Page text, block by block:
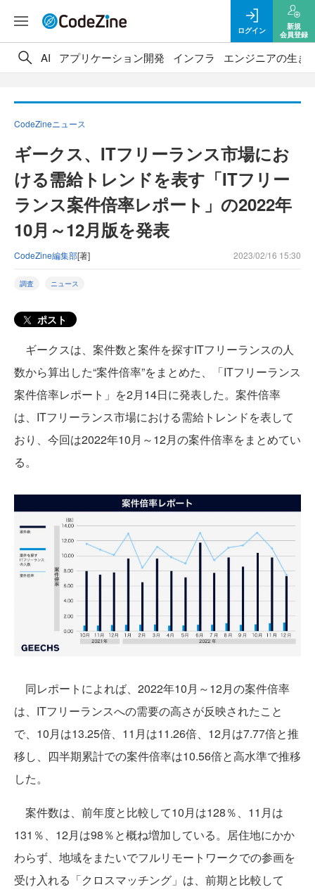
ログイン
新規
会員登録
AI アプリケーション開発 インフラ エンジニアの生き
CodeZineニュース
ギークス、ITフリーランス市場にお
ける需給トレンドを表す「ITフリー
ランス案件倍率レポート」の2022年
10月～12月版を発表
CodeZine編集部[著] 2023/02/16 15:30
調査 ニュース
ポスト
ギークスは、案件数と案件を探すITフリーランスの人
数から算出した“案件倍率”をまとめた、「ITフリーランス
案件倍率レポート」を2月14日に発表した。案件倍率
は、ITフリーランス市場における需給トレンドを表して
おり、今回は2022年10月～12月の案件倍率をまとめてい
る。
同レポートによれば、2022年10月～12月の案件倍率
は、ITフリーランスへの需要の高さが反映されたこと
で、10月は13.25倍、11月は11.26倍、12月は7.77倍と推
移し、四半期累計での案件倍率は10.56倍と高水準で推移
した。
案件数は、前年度と比較して10月は128％、11月は
131％、12月は98％と概ね増加している。居住地にかか
わらず、地域をまたいでフルリモートワークでの参画を
受け入れる「クロスマッチング」は、前期と比較して